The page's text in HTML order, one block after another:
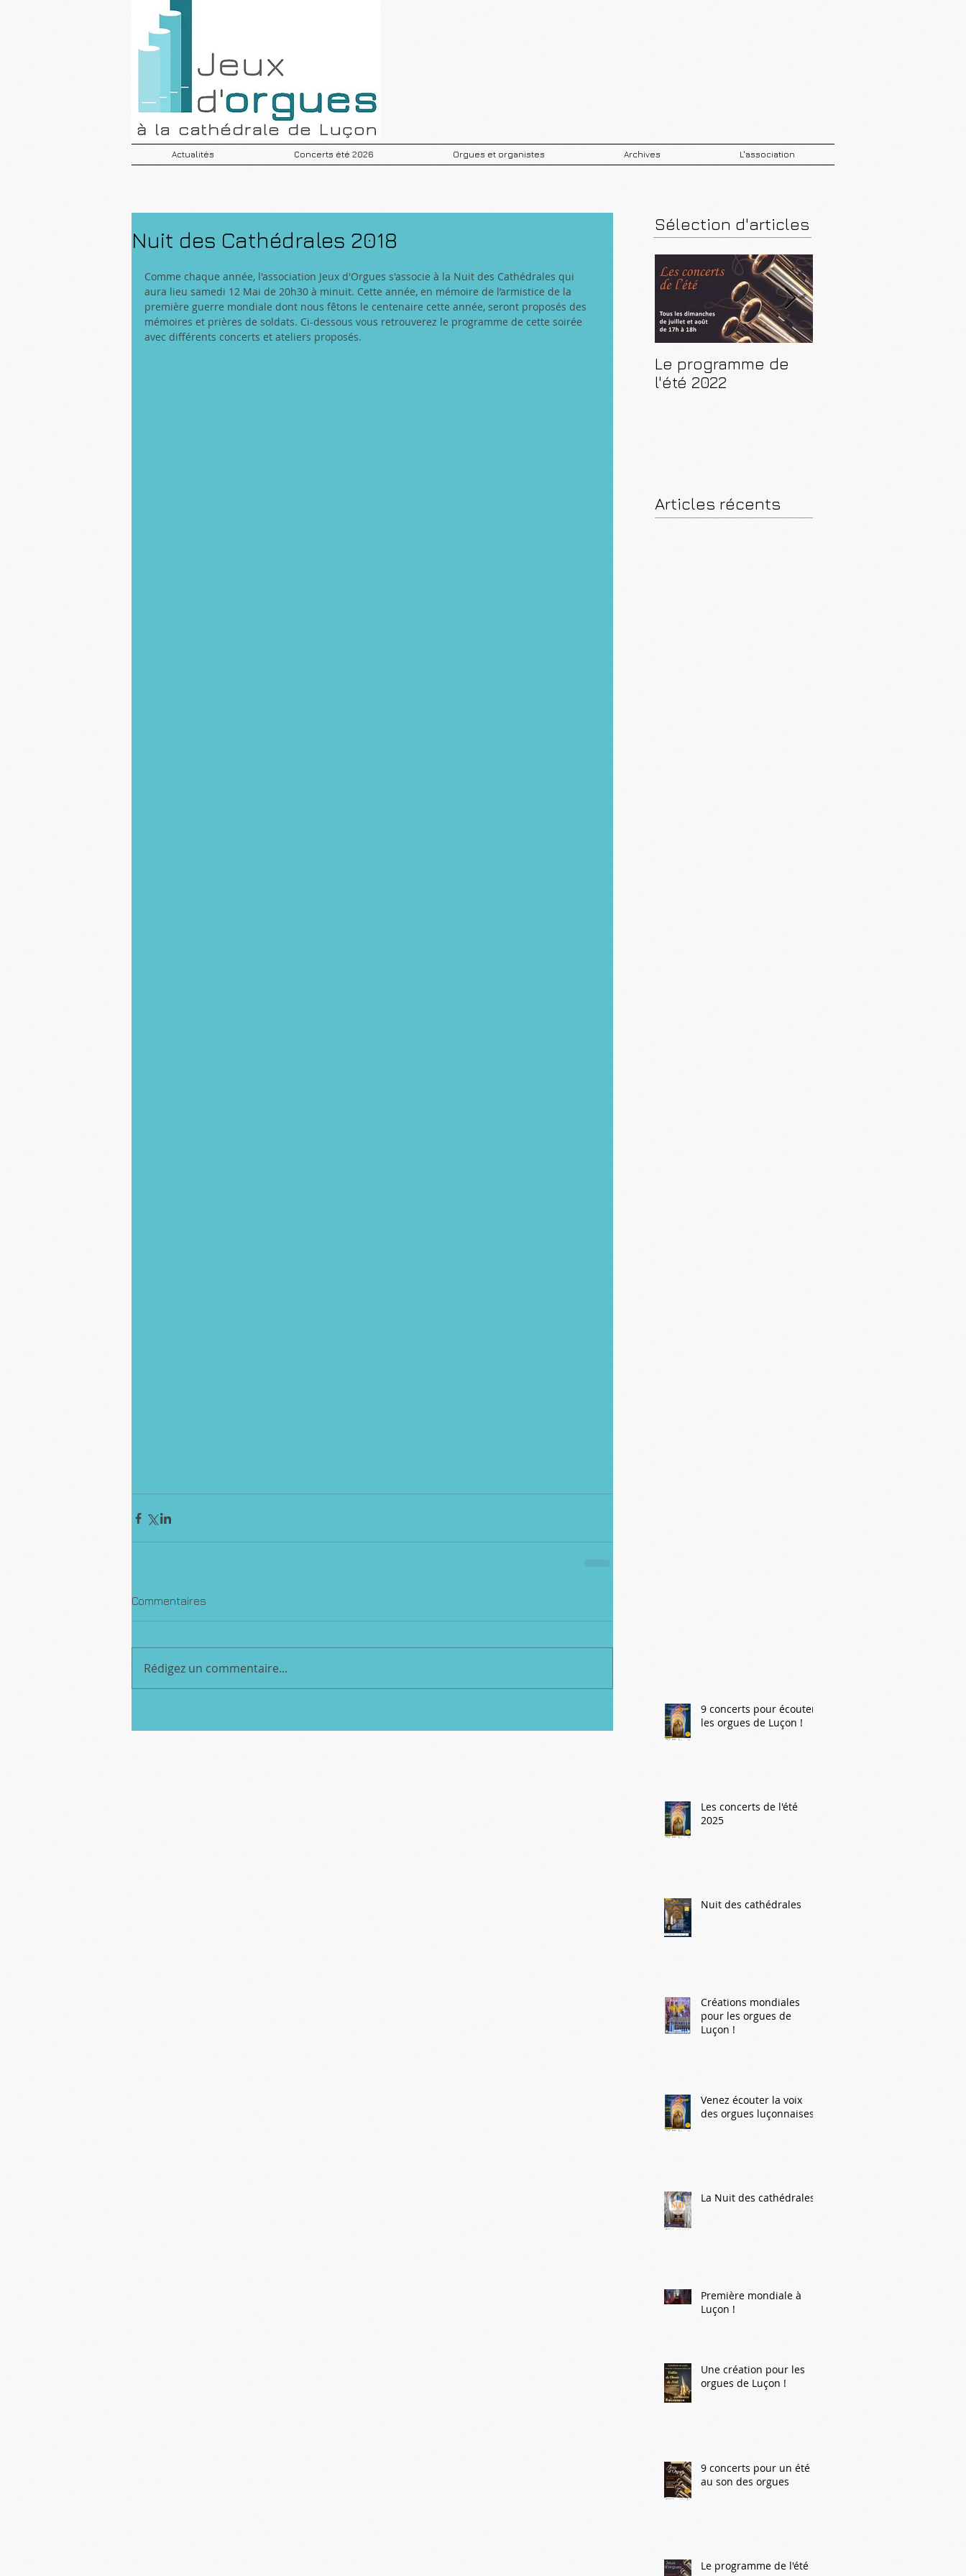
Actualités Concerts été 2026 Orgues et organistes Archives L'association
Nuit des Cathédrales 2018
Comme chaque année, l'association Jeux d'Orgues s'associe à la Nuit des Cathédrales qui
aura lieu samedi 12 Mai de 20h30 à minuit. Cette année, en mémoire de l’armistice de la
première guerre mondiale dont nous fêtons le centenaire cette année, seront proposés des
mémoires et prières de soldats. Ci-dessous vous retrouverez le programme de cette soirée
avec différents concerts et ateliers proposés.
Commentaires
Rédigez un commentaire...
Sélection d'articles
Le programme de
l'été 2022
Articles récents
9 concerts pour écouter
les orgues de Luçon !
Les concerts de l'été
2025
Nuit des cathédrales
Créations mondiales
pour les orgues de
Luçon !
Venez écouter la voix
des orgues luçonnaises !
La Nuit des cathédrales
Première mondiale à
Luçon !
Une création pour les
orgues de Luçon !
9 concerts pour un été
au son des orgues
Le programme de l'été